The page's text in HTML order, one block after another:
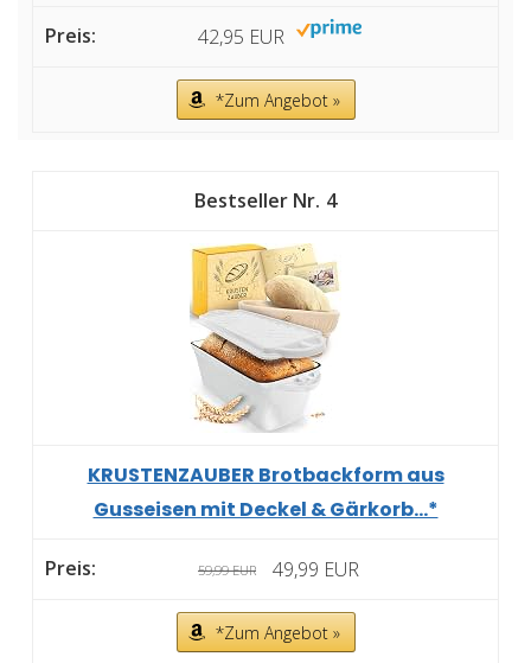
42,95 EUR
*Zum Angebot »
4
KRUSTENZAUBER Brotbackform aus
Gusseisen mit Deckel & Gärkorb...*
59,99 EUR 49,99 EUR
*Zum Angebot »